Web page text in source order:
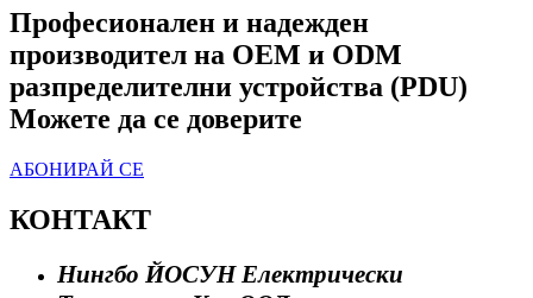
Професионален и надежден
производител на OEM и ODM
разпределителни устройства (PDU)
Можете да се доверите
АБОНИРАЙ СЕ
КОНТАКТ
Нингбо ЙОСУН Електрически